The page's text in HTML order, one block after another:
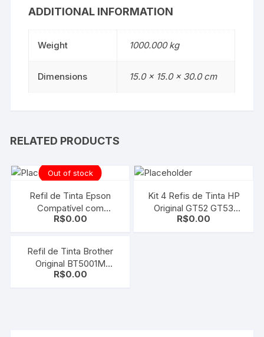
ADDITIONAL INFORMATION
Weight 1000.000 kg
Dimensions 15.0 × 15.0 × 30.0 cm
RELATED PRODUCTS
Out of stock
Refil de Tinta Epson
Compatível com
T606500 LIGHT CYAN |
4880 | 500ML
R$0.00
Kit 4 Refis de Tinta HP
Original GT52 GT53
CMYK M0H54AL
R$0.00
Refil de Tinta Brother
Original BT5001M
Magenta 41,8ML
R$0.00